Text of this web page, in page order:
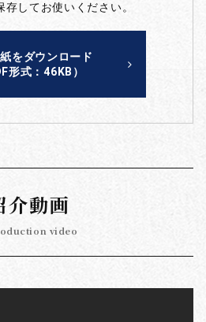
してお使いください。
をダウンロード
形式：46KB）
介動画
video